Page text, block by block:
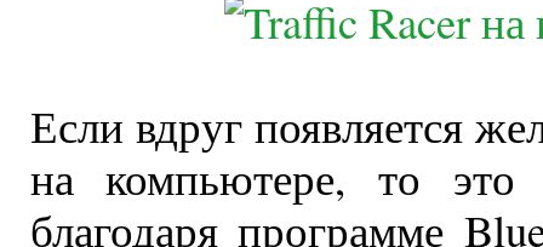
Если вдруг появляется
на компьютере, то это
благодаря программе